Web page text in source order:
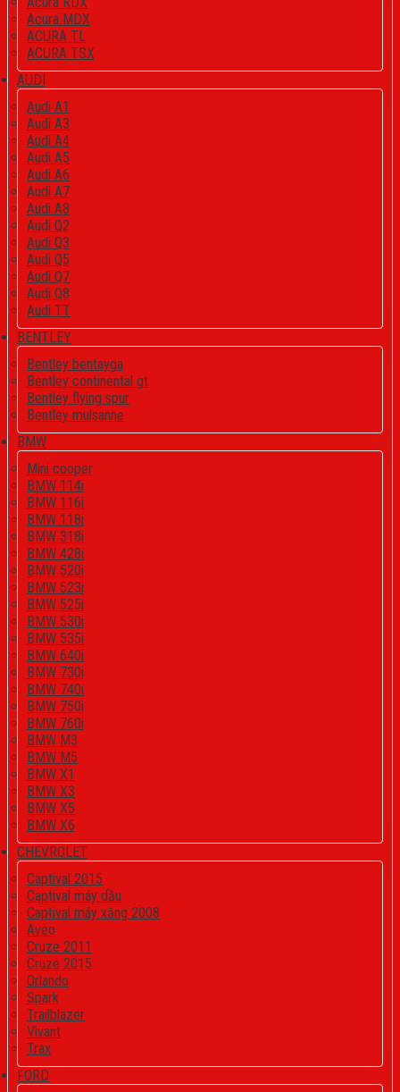
Acura MDX
ACURA TL
ACURA TSX
AUDI
Audi A1
Audi A3
Audi A4
Audi A5
Audi A6
Audi A7
Audi A8
Audi Q2
Audi Q3
Audi Q5
Audi Q7
Audi Q8
Audi TT
BENTLEY
Bentley bentayga
Bentley continental gt
Bentley flying spur
Bentley mulsanne
BMW
Mini cooper
BMW 114i
BMW 116i
BMW 118i
BMW 318i
BMW 428i
BMW 520i
BMW 523i
BMW 525i
BMW 530i
BMW 535i
BMW 640i
BMW 730i
BMW 740i
BMW 750i
BMW 760i
BMW M3
BMW M5
BMW X1
BMW X3
BMW X5
BMW X6
CHEVROLET
Captival 2015
Captival máy dầu
Captival máy xăng 2008
Aveo
Cruze 2011
Cruze 2015
Orlando
Spark
Trailblazer
Vivant
Trax
FORD